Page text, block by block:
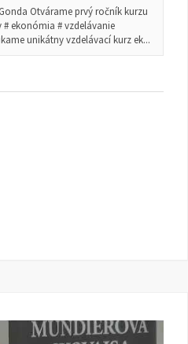
Otvárame prvý ročník kurzu
ekonómia # vzdelávanie
unikátny vzdelávací kurz ek...